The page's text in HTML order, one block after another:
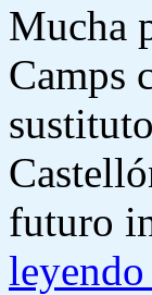
Mucha
Camps
futuro
leyendo